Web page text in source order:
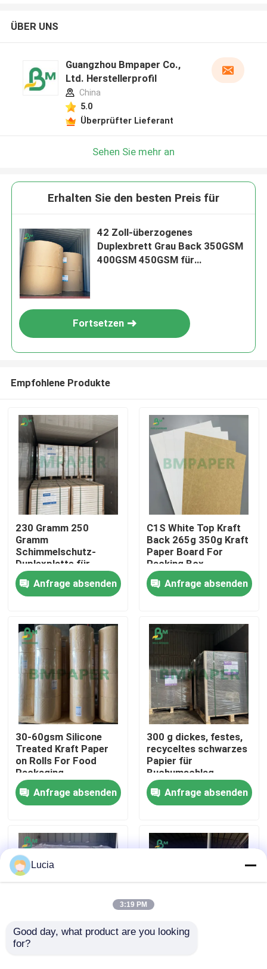
Startseite
Produkte
Über uns
Fabrik Tour
Qualitätskontrolle
Nachrichten
ÜBER UNS
Guangzhou Bmpaper Co.,
Ltd. Herstellerprofil
China
5.0
Überprüfter Lieferant
Sehen Sie mehr an
Erhalten Sie den besten Preis für
42 Zoll-überzogenes
Duplexbrett Grau Back 350GSM
400GSM 450GSM für
Fortsetzen
Empfohlene Produkte
230 Gramm 250
Gramm
Schimmelschutz-
Duplexplatte für
Seife-Packung 700
-900 mm
Anfrage absenden
C1S White Top Kraft
Back 265g 350g Kraft
Paper Board For
Packing Box
Anfrage absenden
30-60gsm Silicone
Treated Kraft Paper
on Rolls For Food
Packaging
Anfrage absenden
300 g dickes, festes,
recyceltes schwarzes
Papier für
Buchumschlag
889*1194 mm
Anfrage absenden
100mm
Lucia
3:19 PM
Good day, what product are you looking
for?